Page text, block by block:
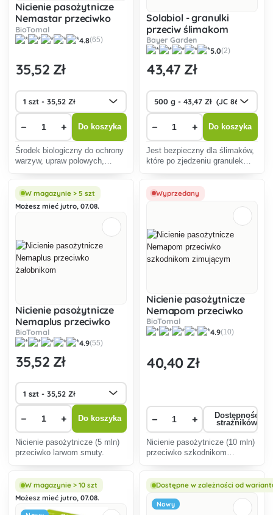
Nicienie pasożytnicze
Nemastar przeciwko
świerszczom kretowym,
mączlikom i tipuli
BioTomal
4.8(65)
35,52 Zł
− + Do koszyka
Środek biologiczny do ochrony
warzyw, upraw polowych,
ostami siewnymi i tipulią.
Solabiol - granulki
przeciw ślimakom
Bayer Garden
5.0(2)
43,47 Zł
− + Do koszyka
Jest bezpieczny dla ślimaków,
które po zjedzeniu granulek
umrzeć. Nieszkodliwy dla
ptaków i innych pożytecznych
W magazynie > 5 szt
Możesz mieć jutro, 07.08.
Nicienie pasożytnicze
Nemaplus przeciwko
żałobnikom
BioTomal
4.9(55)
35,52 Zł
− + Do koszyka
Nicienie pasożytnicze (5 mln)
przeciwko larwom smuty.
Wyprzedany
Nicienie pasożytnicze
Nemapom przeciwko
szkodnikom zimującym
BioTomal
4.9(10)
40,40 Zł
− +
Dostępność
strażników
Nicienie pasożytnicze (10 mln)
przeciwko szkodnikom
W magazynie > 10 szt
Możesz mieć jutro, 07.08.
Dostępne w zależności od
Nowy